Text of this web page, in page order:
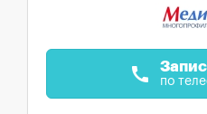
call по